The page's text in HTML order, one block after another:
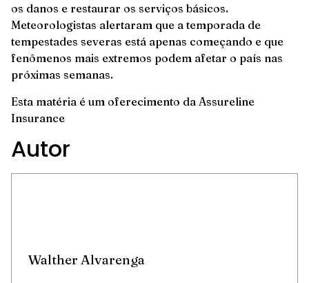
os danos e restaurar os serviços básicos.
Meteorologistas alertaram que a temporada de
tempestades severas está apenas começando e que
fenômenos mais extremos podem afetar o país nas
próximas semanas.
Esta matéria é um oferecimento da Assureline
Insurance
Autor
Walther Alvarenga